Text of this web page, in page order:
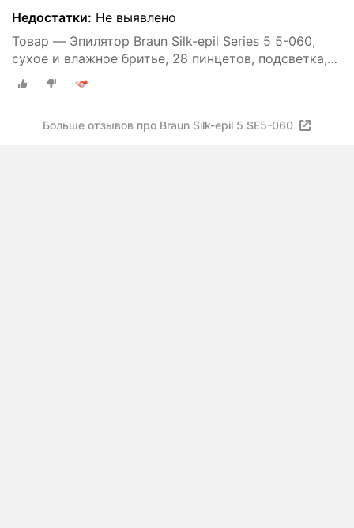
Недостатки: Не выявлено
Товар — Эпилятор Braun Silk-epil Series 5 5-060,
сухое и влажное бритье, 28 пинцетов, подсветка,
40 минут автономной работы
Больше отзывов про Braun Silk-epil 5 SE5-060